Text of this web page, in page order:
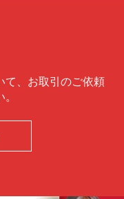
て、お取引のご依頼